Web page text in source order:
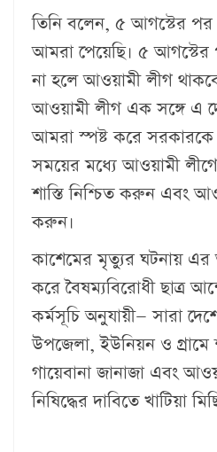
তিনি বলেন, ৫ আগস্টের
আমরা পেয়েছি। ৫
না হলে আওয়ামী লীগ
আওয়ামী লীগ এক সঙ্গে এ
আমরা স্পষ্ট করে
সময়ের মধ্যে আওয়ামী
শাস্তি নিশ্চিত করুন এবং
করুন।
কাশেমের মৃত্যুর ঘটনায়
করে বৈষম্যবিরোধী ছাত্র
কর্মসূচি অনুযায়ী— সারা
উপজেলা, ইউনিয়ন ও
গায়েবানা জানাজা এবং
নিষিদ্ধের দাবিতে খাটিয়া